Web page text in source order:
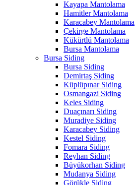
Kayapa Mantolama
Hamitler Mantolama
Karacabey Mantolama
Çekirge Mantolama
Kükürtlü Mantolama
Bursa Mantolama
Bursa Siding
Bursa Siding
Demirtaş Siding
Küplüpınar Siding
Osmangazi Siding
Keles Siding
Duaçınarı Siding
Muradiye Siding
Karacabey Siding
Kestel Siding
Fomara Siding
Reyhan Siding
Büyükorhan Siding
Mudanya Siding
Görükle Siding